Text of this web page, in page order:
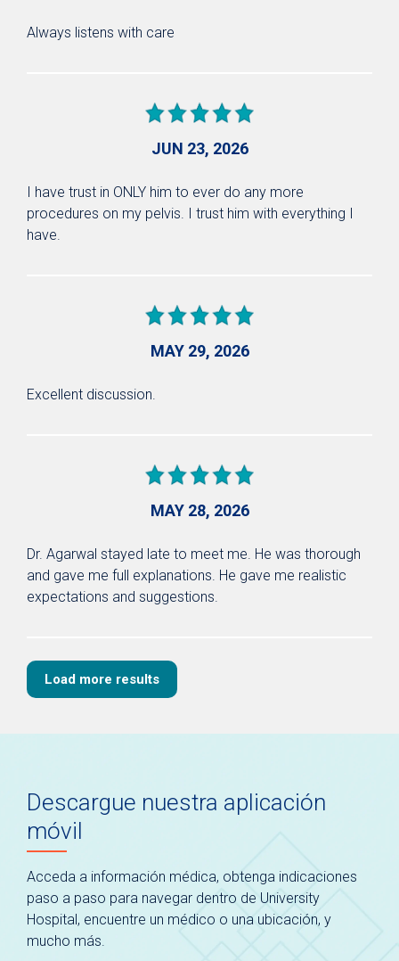
Always listens with care
JUN 23, 2026
I have trust in ONLY him to ever do any more
procedures on my pelvis. I trust him with everything I
have.
MAY 29, 2026
Excellent discussion.
MAY 28, 2026
Dr. Agarwal stayed late to meet me. He was thorough
and gave me full explanations. He gave me realistic
expectations and suggestions.
Load more results
Descargue nuestra aplicación
móvil
Acceda a información médica, obtenga indicaciones
paso a paso para navegar dentro de University
Hospital, encuentre un médico o una ubicación, y
mucho más.